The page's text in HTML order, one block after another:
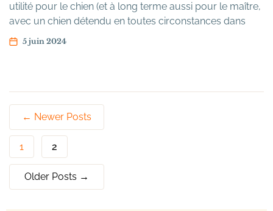
utilité pour le chien (et à long terme aussi pour le maître,
avec un chien détendu en toutes circonstances dans
l’idéal). Socialisation aux humains Objectif : Les
5 juin 2024
← Newer Posts
1 2
Older Posts →